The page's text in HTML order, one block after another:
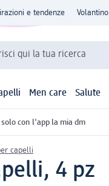
e tendenze Volantino
qui la tua ricerca
Men care Salute
con l'app la mia dm
capelli
4 pz